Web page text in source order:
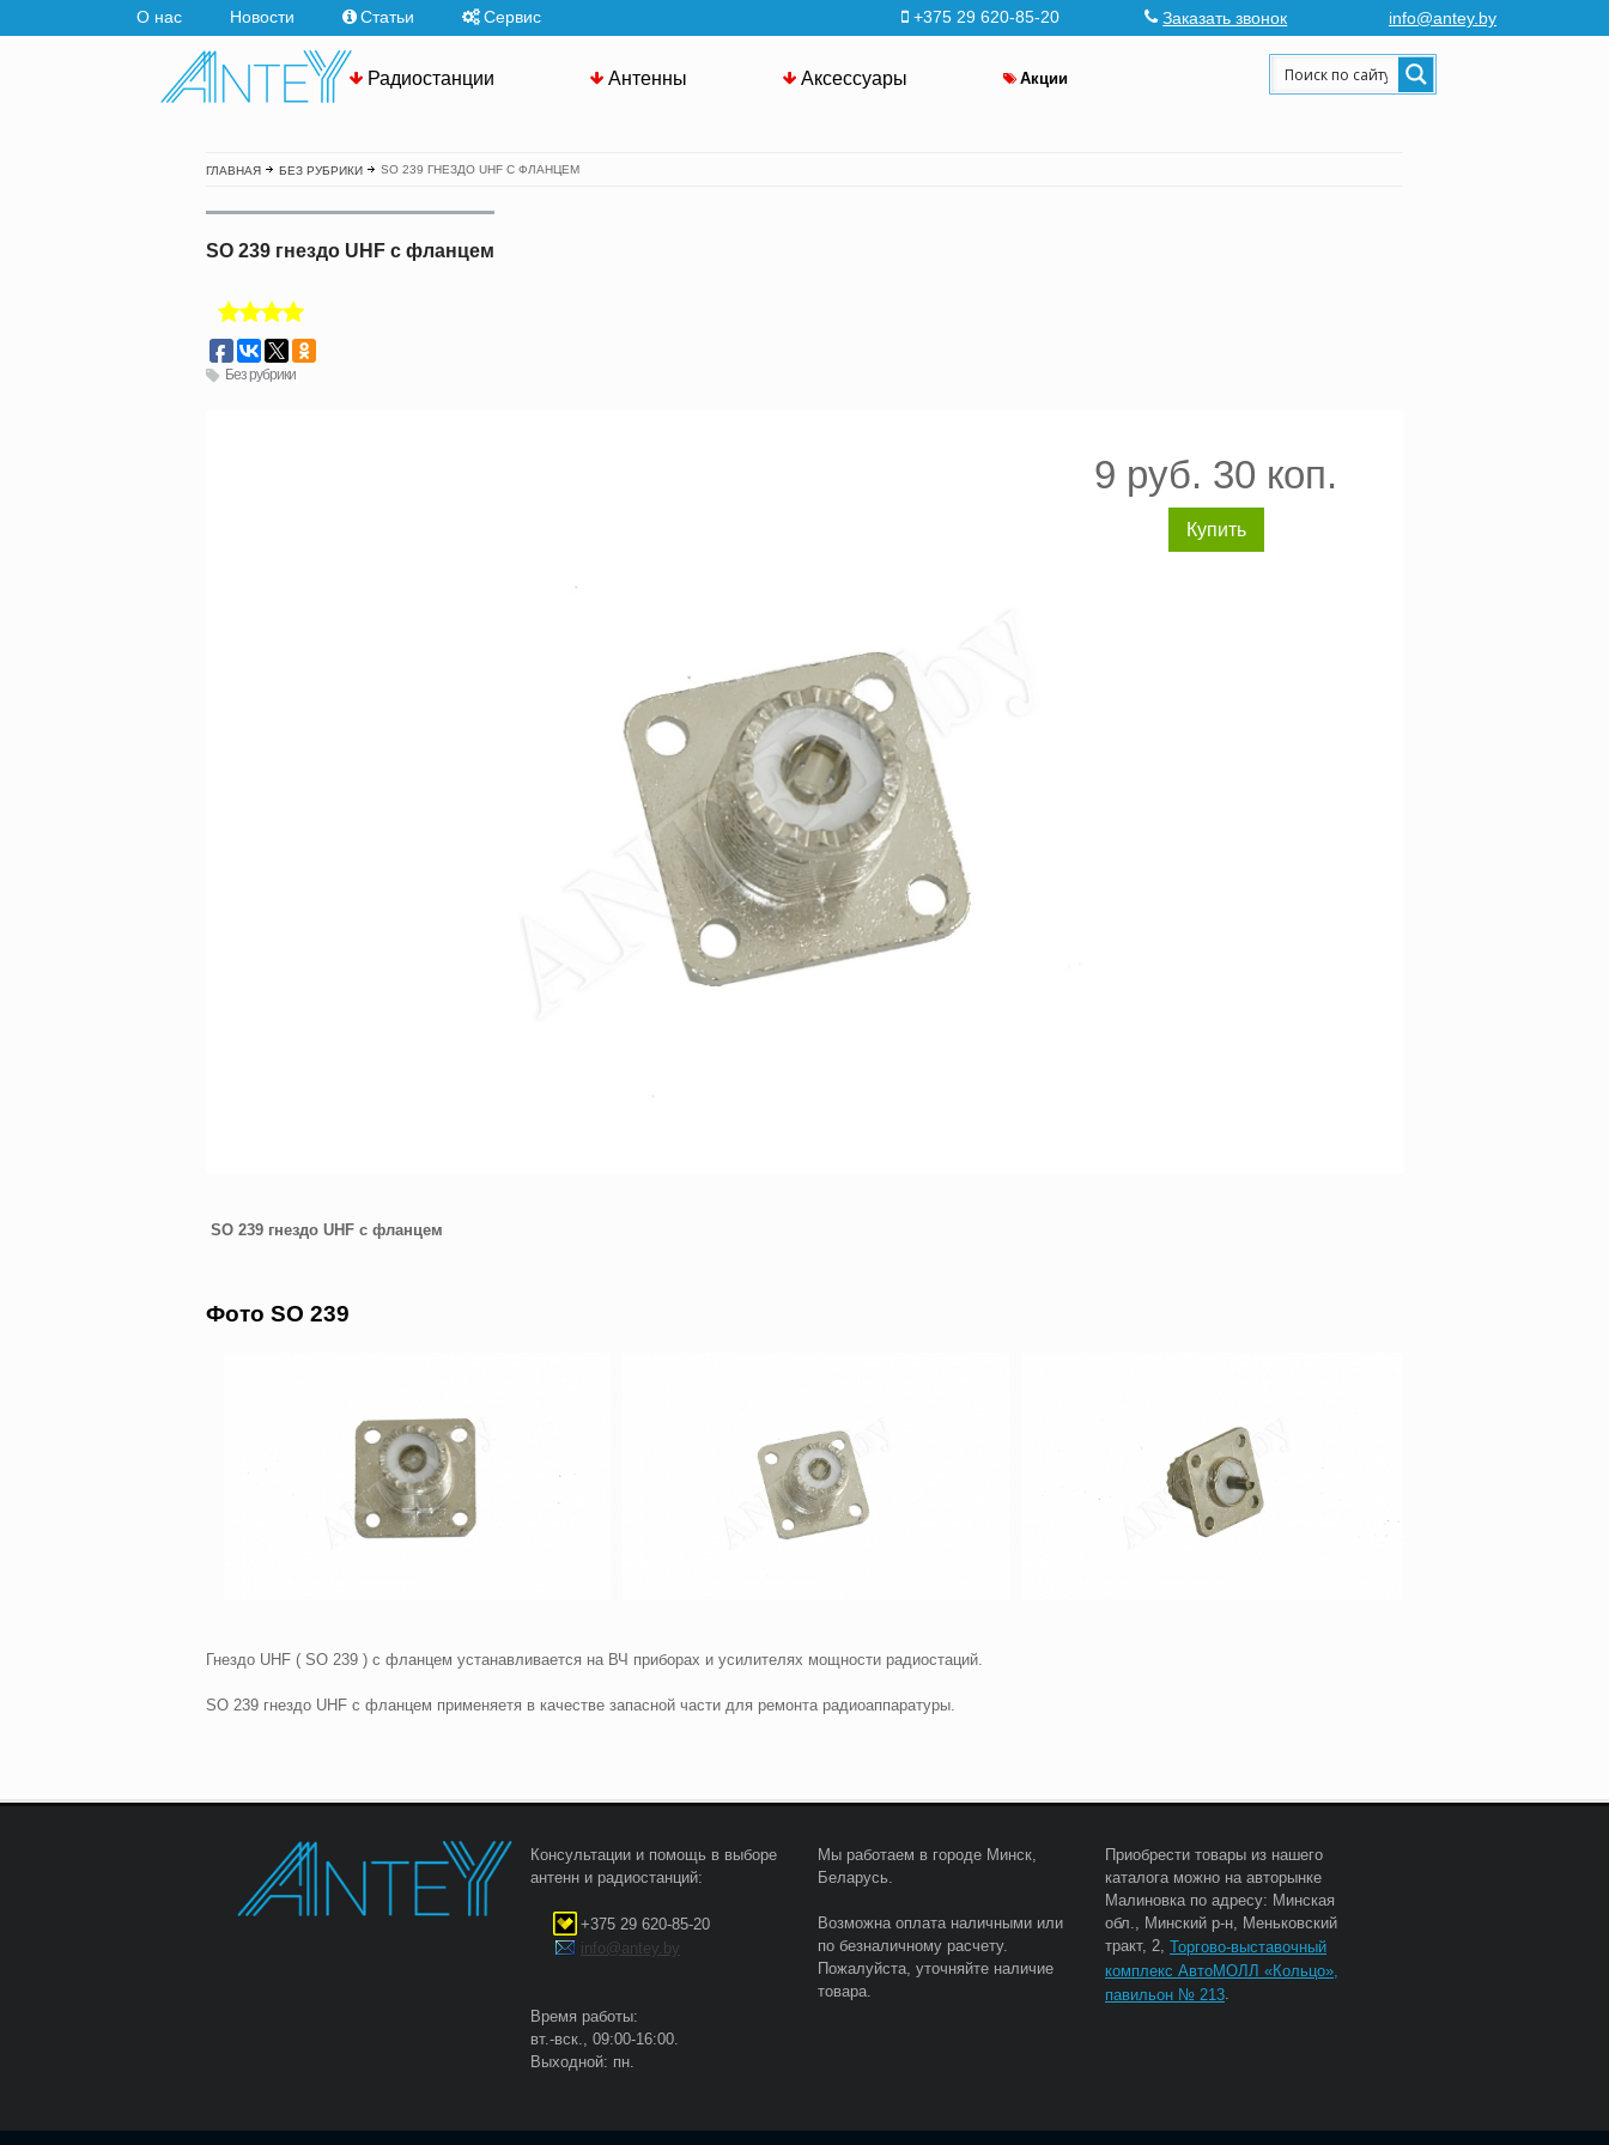
О нас Новости Статьи Сервис +375 29 620-85-20 Заказать звонок info@antey.by
Радиостанции Антенны Аксессуары Акции
ГЛАВНАЯ БЕЗ РУБРИКИ SO 239 ГНЕЗДО UHF С ФЛАНЦЕМ
SO 239 гнездо UHF с фланцем
Без рубрики
9 руб. 30 коп.
Купить
SO 239 гнездо UHF с фланцем
Фото SO 239
Гнездо UHF ( SO 239 ) с фланцем устанавливается на ВЧ приборах и усилителях мощности радиостаций.
SO 239 гнездо UHF с фланцем применяетя в качестве запасной части для ремонта радиоаппаратуры.
Консультации и помощь в выборе
антенн и радиостанций:
+375 29 620-85-20
info@antey.by
Время работы:
вт.-вск., 09:00-16:00.
Выходной: пн.
Мы работаем в городе Минск,
Беларусь.
Возможна оплата наличными или
по безналичному расчету.
Пожалуйста, уточняйте наличие
товара.
Приобрести товары из нашего
каталога можно на авторынке
Малиновка по адресу: Минская
обл., Минский р-н, Меньковский
тракт, 2, Торгово-выставочный
комплекс АвтоМОЛЛ «Кольцо»,
павильон № 213